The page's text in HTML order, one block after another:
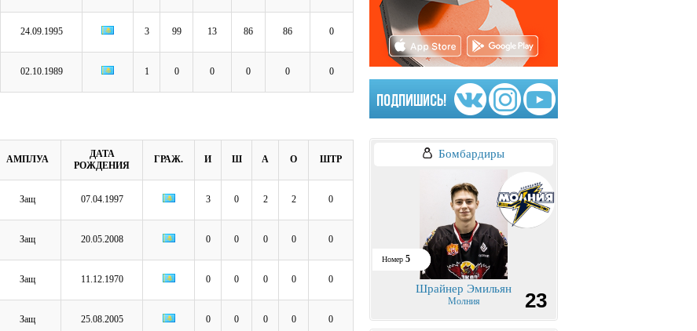
24.09.1995 3 99 13 86 86 0
02.10.1989 1 0 0 0 0 0
АМПЛУА
ДАТА
РОЖДЕНИЯ
ГРАЖ. И Ш А О ШТР
Защ 07.04.1997 3 0 2 2 0
Защ 20.05.2008 0 0 0 0 0
Защ 11.12.1970 0 0 0 0 0
Защ 25.08.2005 0 0 0 0 0
Бомбардиры
Номер 5
Шрайнер Эмильян
Молния 23